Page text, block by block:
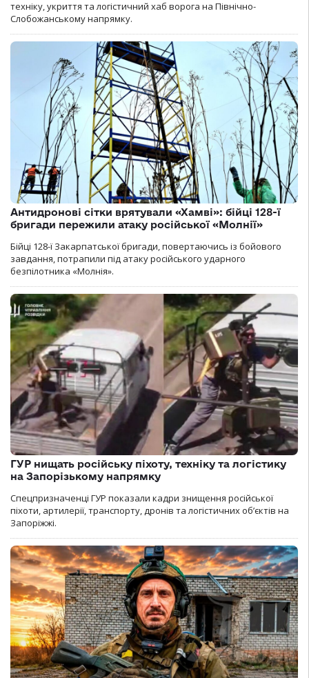
техніку, укриття та логістичний хаб ворога на Північно-
Слобожанському напрямку.
Антидронові сітки врятували «Хамві»: бійці 128-ї
бригади пережили атаку російської «Молнії»
Бійці 128-ї Закарпатської бригади, повертаючись із бойового
завдання, потрапили під атаку російського ударного
безпілотника «Молнія».
ГУР нищать російську піхоту, техніку та логістику
на Запорізькому напрямку
Спецпризначенці ГУР показали кадри знищення російської
піхоти, артилерії, транспорту, дронів та логістичних об’єктів на
Запоріжжі.